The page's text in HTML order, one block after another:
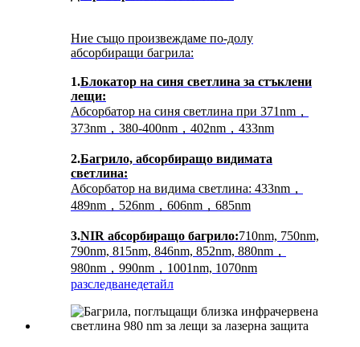
Ние също произвеждаме по-долу
абсорбиращи багрила:
1.Блокатор на синя светлина за стъклени
лещи:
Абсорбатор на синя светлина при 371nm，
373nm，380-400nm，402nm，433nm
2.Багрило, абсорбиращо видимата
светлина:
Абсорбатор на видима светлина: 433nm，
489nm，526nm，606nm，685nm
3.NIR абсорбиращо багрило:710nm, 750nm,
790nm, 815nm, 846nm, 852nm, 880nm，
980nm，990nm，1001nm, 1070nm
разследванедетайл